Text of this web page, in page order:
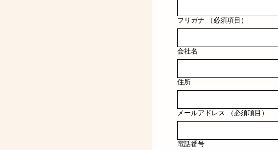
フリガナ （必須項目）
会社名
住所
メールアドレス （必須項目）
電話番号